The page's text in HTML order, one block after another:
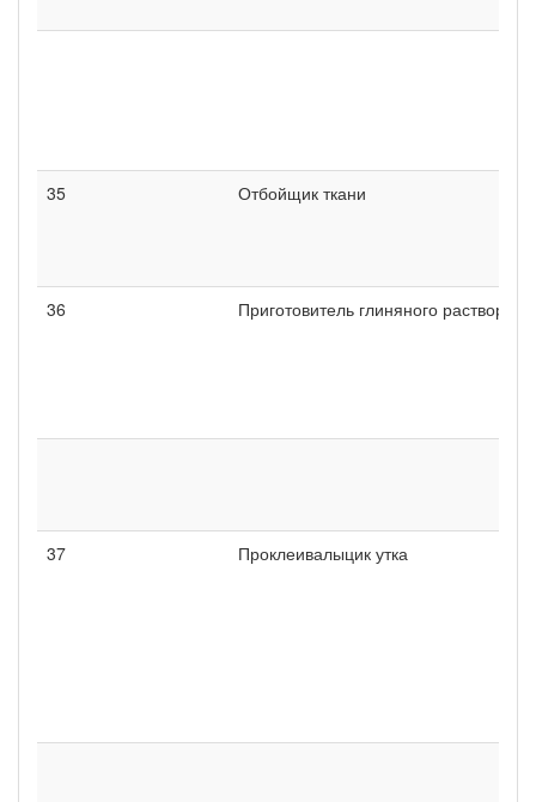
35 Отбойщик ткани
36 Приготовитель глиняного раствора
37 Проклеивалыцик утка